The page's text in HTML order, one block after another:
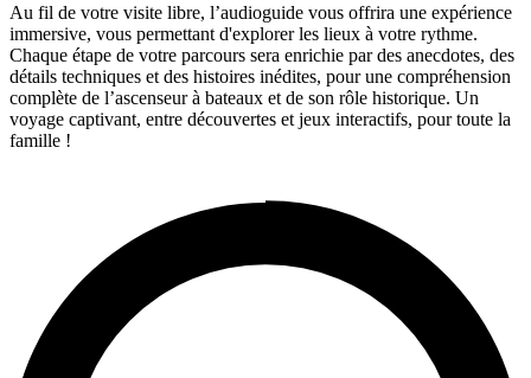
Au fil de votre visite libre, l’audioguide vous offrira une expérience
immersive, vous permettant d'explorer les lieux à votre rythme.
Chaque étape de votre parcours sera enrichie par des anecdotes, des
détails techniques et des histoires inédites, pour une compréhension
complète de l’ascenseur à bateaux et de son rôle historique. Un
voyage captivant, entre découvertes et jeux interactifs, pour toute la
famille !